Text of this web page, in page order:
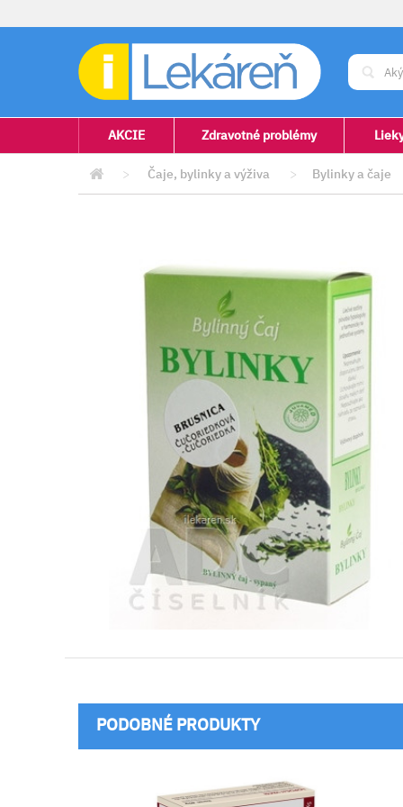
AKCIE Zdravotné problémy
> Čaje, bylinky a výživa > Bylinky a čaje
PODOBNÉ PRODUKTY